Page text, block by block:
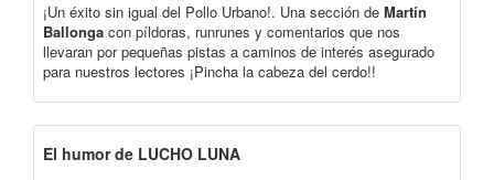
¡Un éxito sin igual del Pollo Urbano!. Una sección de Martín
Ballonga con píldoras, runrunes y comentarios que nos
llevaran por pequeñas pistas a caminos de interés asegurado
para nuestros lectores ¡Pincha la cabeza del cerdo!!
El humor de LUCHO LUNA